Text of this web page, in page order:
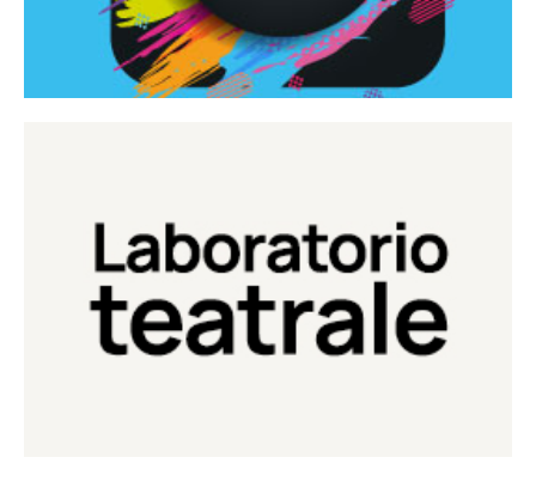
Laboratorio Teatrale
Laboratorio di teatro del Teatro Eduardo de Filippo
Continua